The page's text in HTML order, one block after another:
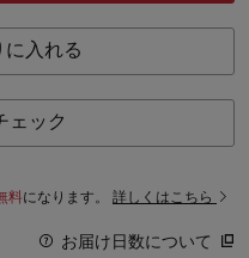
に入れる
ェック
料になります。 詳しくはこちら
お届け日数について